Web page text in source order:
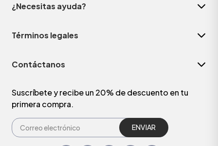
¿Necesitas ayuda?
Términos legales
Contáctanos
Suscríbete y recibe un 20% de descuento en tu
primera compra.
ENVIAR